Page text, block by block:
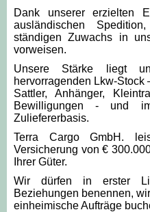
Dank unserer erzielten
ausländischen
ständigen Zuwachs in
vorweisen.
Unsere Stärke liegt
hervorragenden Lkw-Stock
Sattler, Anhänger,
Bewilligungen - und
Zuliefererbasis.
Terra Cargo GmbH.
Versicherung von €
Ihrer Güter.
Wir dürfen in erster
Beziehungen benennen,
einheimische Aufträge